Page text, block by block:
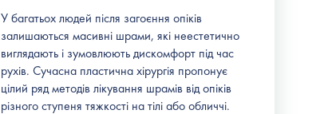
У багатьох людей після загоєння опіків
залишаються масивні шрами, які неестетично
виглядають і зумовлюють дискомфорт під час
рухів. Сучасна пластична хірургія пропонує
цілий ряд методів лікування шрамів від опіків
різного ступеня тяжкості на тілі або обличчі.